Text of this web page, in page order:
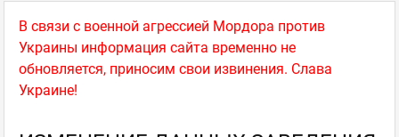
В связи с военной агрессией Мордора против
Украины информация сайта временно не
обновляется, приносим свои извинения. Слава
Украине!